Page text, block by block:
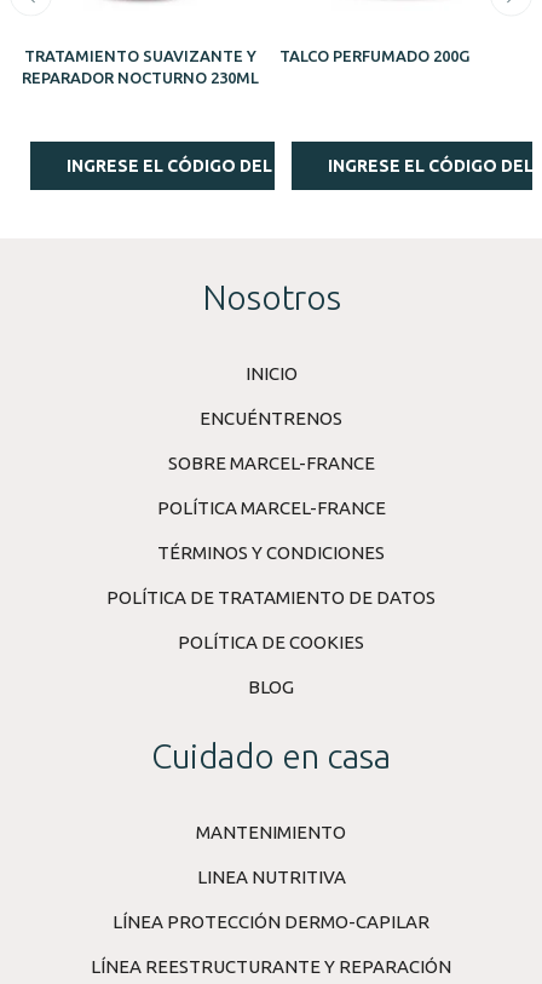
TRATAMIENTO SUAVIZANTE Y
REPARADOR NOCTURNO 230ML
INGRESE EL CÓDIGO DEL ESTILISTA
TALCO PERFUMADO 200G
INGRESE EL CÓDIGO DEL
Nosotros
INICIO
ENCUÉNTRENOS
SOBRE MARCEL-FRANCE
POLÍTICA MARCEL-FRANCE
TÉRMINOS Y CONDICIONES
POLÍTICA DE TRATAMIENTO DE DATOS
POLÍTICA DE COOKIES
BLOG
Cuidado en casa
MANTENIMIENTO
LINEA NUTRITIVA
LÍNEA PROTECCIÓN DERMO-CAPILAR
LÍNEA REESTRUCTURANTE Y REPARACIÓN